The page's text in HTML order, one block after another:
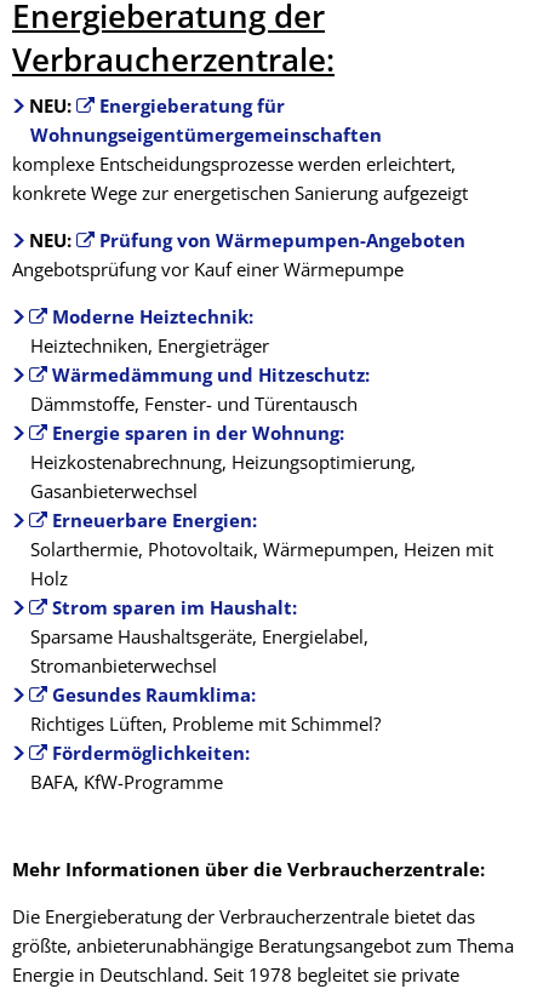
Energieberatung der
Verbraucherzentrale:
NEU:
Energieberatung für
Wohnungseigentümergemeinschaften
komplexe Entscheidungsprozesse werden erleichtert,
konkrete Wege zur energetischen Sanierung aufgezeigt
NEU:
Prüfung von Wärmepumpen-Angeboten
Angebotsprüfung vor Kauf einer Wärmepumpe
Moderne Heiztechnik:
Heiztechniken, Energieträger
Wärmedämmung und Hitzeschutz:
Dämmstoffe, Fenster- und Türentausch
Energie sparen in der Wohnung:
Heizkostenabrechnung, Heizungsoptimierung,
Gasanbieterwechsel
Erneuerbare Energien:
Solarthermie, Photovoltaik, Wärmepumpen, Heizen mit
Holz
Strom sparen im Haushalt:
Sparsame Haushaltsgeräte, Energielabel,
Stromanbieterwechsel
Gesundes Raumklima:
Richtiges Lüften, Probleme mit Schimmel?
Fördermöglichkeiten:
BAFA, KfW-Programme
Mehr Informationen über die Verbraucherzentrale:
Die Energieberatung der Verbraucherzentrale bietet das
größte, anbieterunabhängige Beratungsangebot zum Thema
Energie in Deutschland. Seit 1978 begleitet sie private